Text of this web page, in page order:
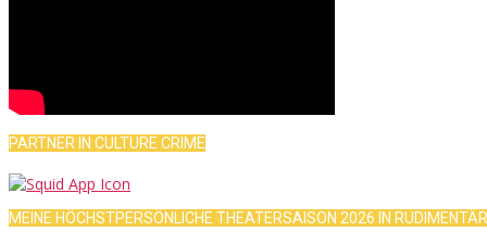
PARTNER IN CULTURE CRIME
MEINE HÖCHSTPERSÖNLICHE THEATERSAISON 2026 IN